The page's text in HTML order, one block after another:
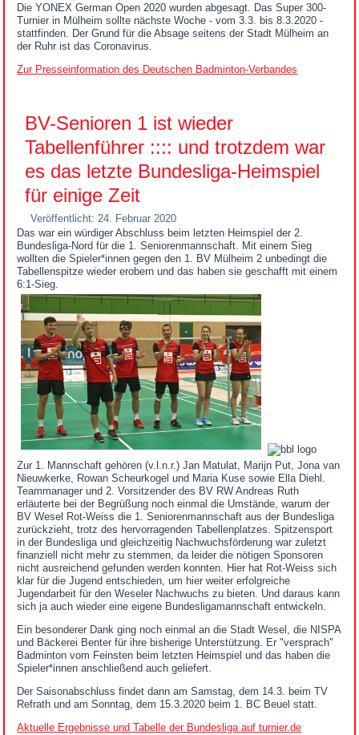
Die YONEX German Open 2020 wurden abgesagt. Das Super 300-
Turnier in Mülheim sollte nächste Woche - vom 3.3. bis 8.3.2020 -
stattfinden. Der Grund für die Absage seitens der Stadt Mülheim an
der Ruhr ist das Coronavirus.
Zur Presseinformation des Deutschen Badminton-Verbandes
BV-Senioren 1 ist wieder
Tabellenführer :::: und trotzdem war
es das letzte Bundesliga-Heimspiel
für einige Zeit
Veröffentlicht: 24. Februar 2020
Das war ein würdiger Abschluss beim letzten Heimspiel der 2.
Bundesliga-Nord für die 1. Seniorenmannschaft. Mit einem Sieg
wollten die Spieler*innen gegen den 1. BV Mülheim 2 unbedingt die
Tabellenspitze wieder erobern und das haben sie geschafft mit einem
6:1-Sieg.
Zur 1. Mannschaft gehören (v.l.n.r.) Jan Matulat, Marijn Put, Jona van
Nieuwkerke, Rowan Scheurkogel und Maria Kuse sowie Ella Diehl.
Teammanager und 2. Vorsitzender des BV RW Andreas Ruth
erläuterte bei der Begrüßung noch einmal die Umstände, warum der
BV Wesel Rot-Weiss die 1. Seniorenmannschaft aus der Bundesliga
zurückzieht, trotz des hervorragenden Tabellenplatzes. Spitzensport
in der Bundesliga und gleichzeitig Nachwuchsförderung war zuletzt
finanziell nicht mehr zu stemmen, da leider die nötigen Sponsoren
nicht ausreichend gefunden werden konnten. Hier hat Rot-Weiss sich
klar für die Jugend entschieden, um hier weiter erfolgreiche
Jugendarbeit für den Weseler Nachwuchs zu bieten. Und daraus kann
sich ja auch wieder eine eigene Bundesligamannschaft entwickeln.
Ein besonderer Dank ging noch einmal an die Stadt Wesel, die NISPA
und Bäckerei Benter für ihre bisherige Unterstützung. Er "versprach"
Badminton vom Feinsten beim letzten Heimspiel und das haben die
Spieler*innen anschließend auch geliefert.
Der Saisonabschluss findet dann am Samstag, dem 14.3. beim TV
Refrath und am Sonntag, dem 15.3.2020 beim 1. BC Beuel statt.
Aktuelle Ergebnisse und Tabelle der Bundesliga auf turnier.de